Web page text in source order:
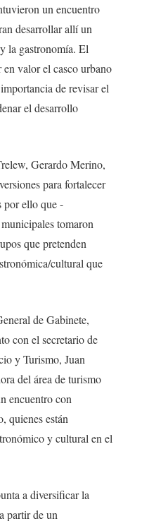
un encuentro
desarrollar allí un
la gastronomía. El
valor el casco urbano
de revisar el
el desarrollo
Gerardo Merino,
para fortalecer
por ello que -
tomaron
que pretenden
cultural que
de Gabinete,
con el secretario de
y Turismo, Juan
del área de turismo
encuentro con
quienes están
y cultural en el
a diversificar la
partir de un